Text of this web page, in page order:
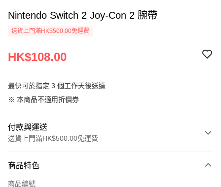
Nintendo Switch 2 Joy-Con 2 腕帶
送貨上門滿HK$500.00免運費
HK$108.00
最快可於指定 3 個工作天後送達
※ 本商品不適用折價券
付款與運送
送貨上門滿HK$500.00免運費
信用卡
商品特色
商品編號